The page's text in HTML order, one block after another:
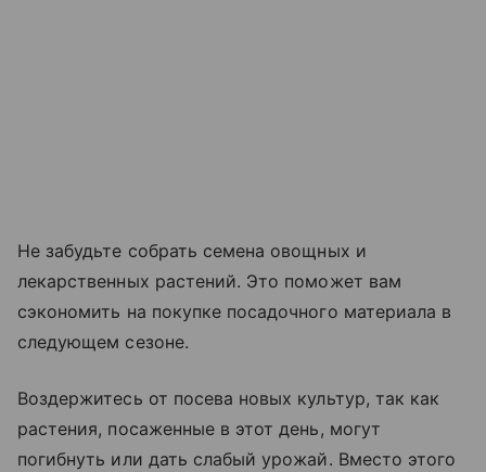
Не забудьте собрать семена овощных и
лекарственных растений. Это поможет вам
сэкономить на покупке посадочного материала в
следующем сезоне.
Воздержитесь от посева новых культур, так как
растения, посаженные в этот день, могут
погибнуть или дать слабый урожай. Вместо этого